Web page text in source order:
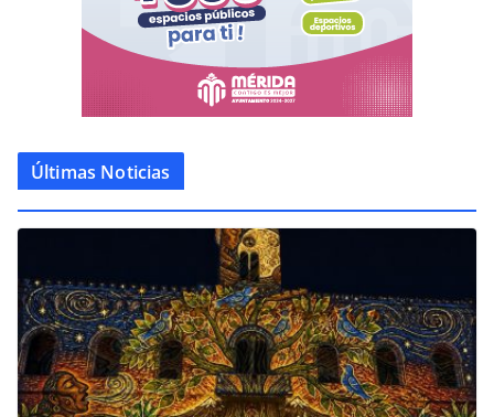
Últimas Noticias